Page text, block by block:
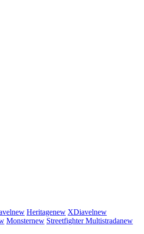
new Heritagenew XDiavelnew
Monsternew StreetfighterMultistradanew